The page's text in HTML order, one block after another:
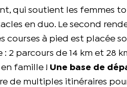
qui soutient les femmes
en duo. Le second
courses à pied est placée
parcours de 14 km et 28
famille ! Une base de
de multiples itinéraires